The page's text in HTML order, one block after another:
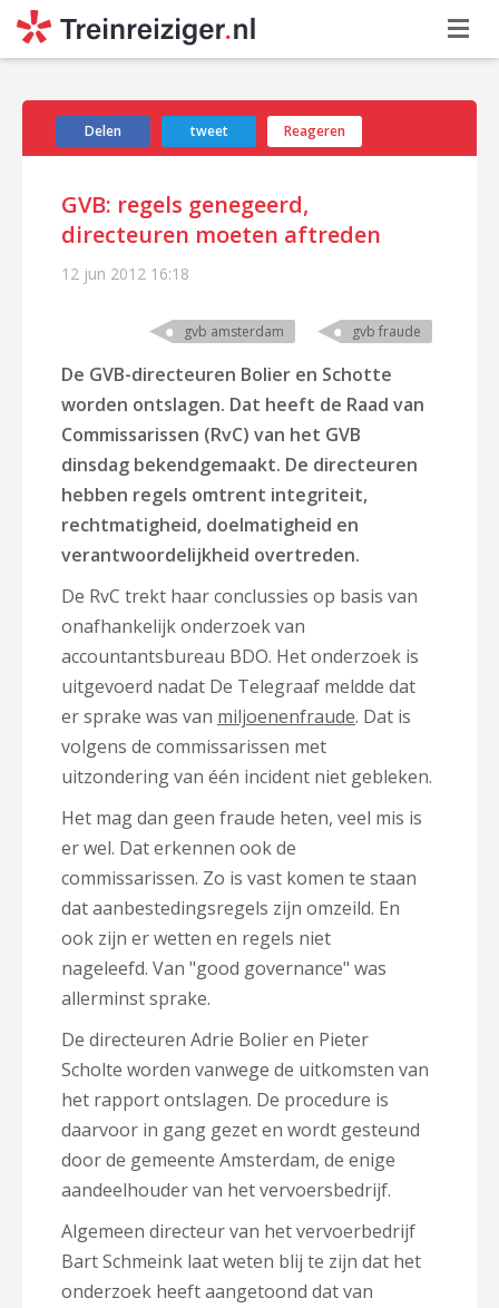
Delen tweet Reageren
GVB: regels genegeerd,
directeuren moeten aftreden
12 jun 2012 16:18
gvb amsterdam gvb fraude
De GVB-directeuren Bolier en Schotte
worden ontslagen. Dat heeft de Raad van
Commissarissen (RvC) van het GVB
dinsdag bekendgemaakt. De directeuren
hebben regels omtrent integriteit,
rechtmatigheid, doelmatigheid en
verantwoordelijkheid overtreden.
De RvC trekt haar conclussies op basis van
onafhankelijk onderzoek van
accountantsbureau BDO. Het onderzoek is
uitgevoerd nadat De Telegraaf meldde dat
er sprake was van miljoenenfraude. Dat is
volgens de commissarissen met
uitzondering van één incident niet gebleken.
Het mag dan geen fraude heten, veel mis is
er wel. Dat erkennen ook de
commissarissen. Zo is vast komen te staan
dat aanbestedingsregels zijn omzeild. En
ook zijn er wetten en regels niet
nageleefd. Van "good governance" was
allerminst sprake.
De directeuren Adrie Bolier en Pieter
Scholte worden vanwege de uitkomsten van
het rapport ontslagen. De procedure is
daarvoor in gang gezet en wordt gesteund
door de gemeente Amsterdam, de enige
aandeelhouder van het vervoersbedrijf.
Algemeen directeur van het vervoerbedrijf
Bart Schmeink laat weten blij te zijn dat het
onderzoek heeft aangetoond dat van